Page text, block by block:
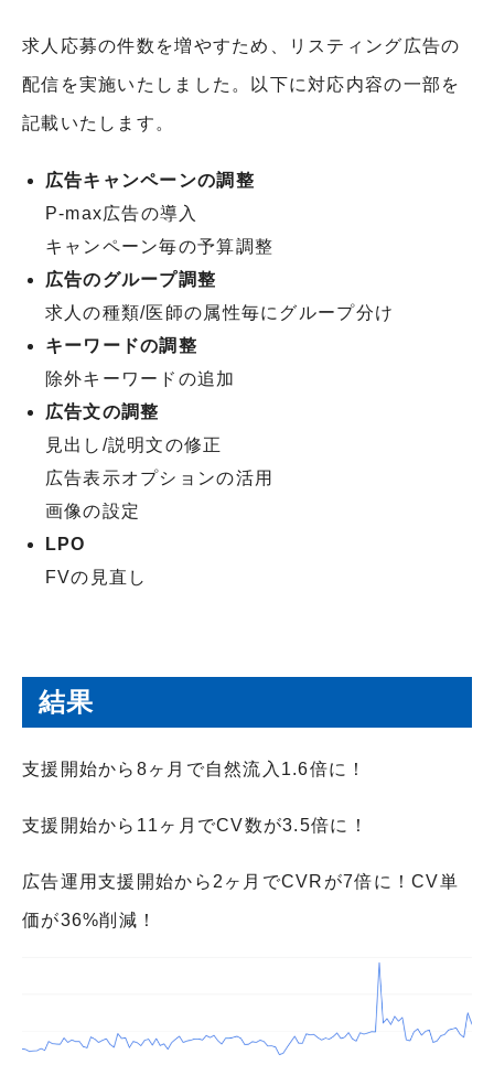
求人応募の件数を増やすため、リスティング広告の
配信を実施いたしました。以下に対応内容の一部を
記載いたします。
広告キャンペーンの調整
P-max広告の導入
キャンペーン毎の予算調整
広告のグループ調整
求人の種類/医師の属性毎にグループ分け
キーワードの調整
除外キーワードの追加
広告文の調整
見出し/説明文の修正
広告表示オプションの活用
画像の設定
LPO
FVの見直し
結果
支援開始から8ヶ月で自然流入1.6倍に！
支援開始から11ヶ月でCV数が3.5倍に！
広告運用支援開始から2ヶ月でCVRが7倍に！CV単
価が36%削減！